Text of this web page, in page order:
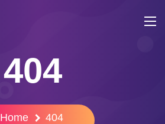
404
Home 404